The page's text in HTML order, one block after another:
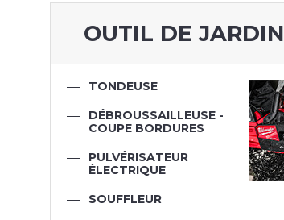
OUTIL DE JARDIN
TONDEUSE
DÉBROUSSAILLEUSE -
COUPE BORDURES
PULVÉRISATEUR
ÉLECTRIQUE
SOUFFLEUR